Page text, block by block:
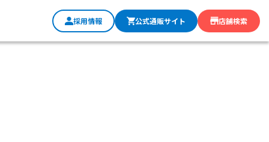
採用情報 公式通販サイト 店舗検索